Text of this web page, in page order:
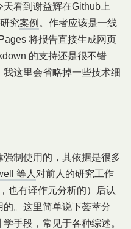
看到谢益辉在Github上
究案例 。作者应该是一线
将报告直接生成网页
的支持还是很不错
这里会省略掉一些技术细
制使用的，其依据是很多
等人 对前人的研究工作
也有译作元分析的）后认
。这里简单说下荟萃分
手段，常见于各种综述。